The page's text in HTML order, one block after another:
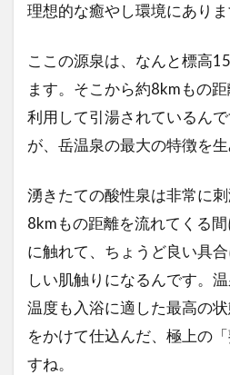
理想的な癒やし環境にありま
ここの源泉は、なんと標高
ます。そこから約8kmもの
利用して引湯されているんで
が、岳温泉の最大の特徴を生
湧きたての酸性泉は非常に刺
8kmもの距離を流れてくる
に触れて、ちょうど良い具
しい肌触りになるんです。温
温度も入浴に適した最高の
をかけて仕込んだ、極上の
すね。